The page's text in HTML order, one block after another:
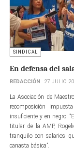
SINDICAL
En defensa del
REDACCIÓN 27 JULIO
La Asociación de
recomposición
insuficiente y en negro.
titular de la AMP,
tranquilo con salarios
canasta básica”.